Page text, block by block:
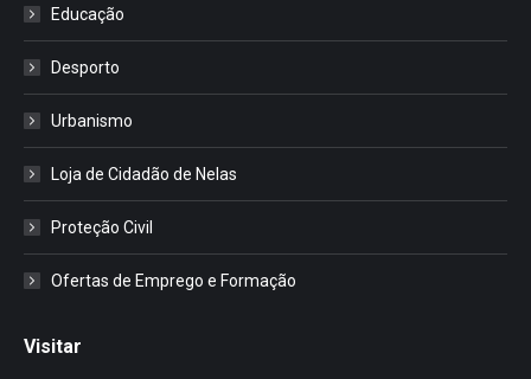
Educação
Desporto
Urbanismo
Loja de Cidadão de Nelas
Proteção Civil
Ofertas de Emprego e Formação
Visitar